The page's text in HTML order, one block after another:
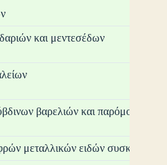
μεταλλικών ειδών συσκευασίας